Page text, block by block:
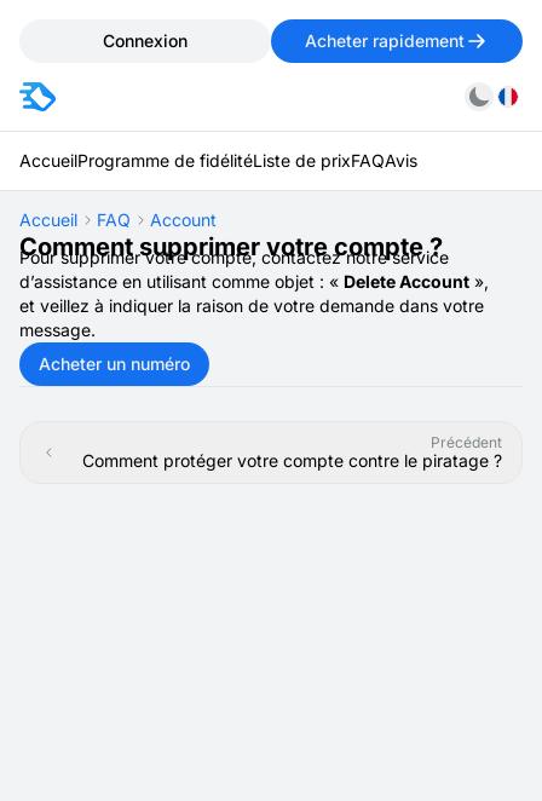
Connexion Acheter rapidement
AccueilProgramme de fidélitéListe de prixFAQAvis
Accueil FAQ Account
Comment supprimer votre compte ?
Pour supprimer votre compte, contactez notre service
d’assistance en utilisant comme objet : « Delete Account »,
et veillez à indiquer la raison de votre demande dans votre
message.
Acheter un numéro
Précédent
Comment protéger votre compte contre le piratage ?